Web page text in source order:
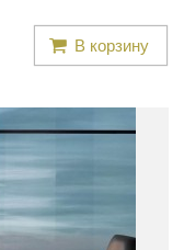
В корзину